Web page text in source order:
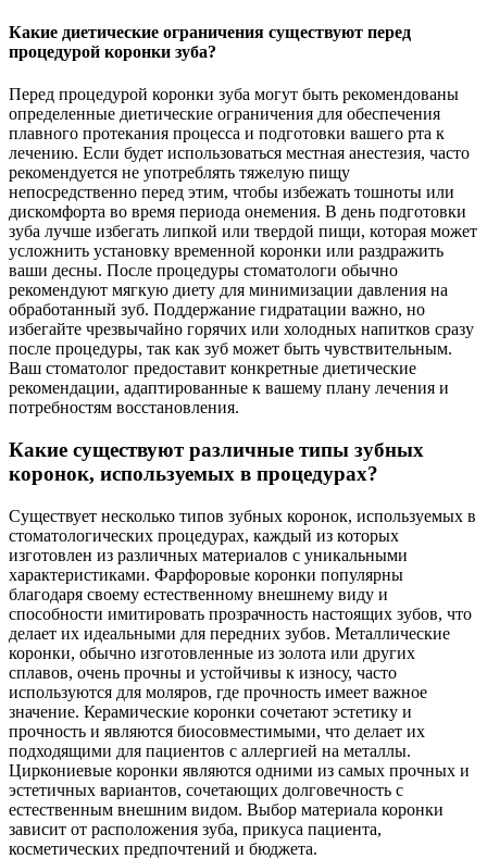
Какие диетические ограничения существуют перед
процедурой коронки зуба?
Перед процедурой коронки зуба могут быть рекомендованы
определенные диетические ограничения для обеспечения
плавного протекания процесса и подготовки вашего рта к
лечению. Если будет использоваться местная анестезия, часто
рекомендуется не употреблять тяжелую пищу
непосредственно перед этим, чтобы избежать тошноты или
дискомфорта во время периода онемения. В день подготовки
зуба лучше избегать липкой или твердой пищи, которая может
усложнить установку временной коронки или раздражить
ваши десны. После процедуры стоматологи обычно
рекомендуют мягкую диету для минимизации давления на
обработанный зуб. Поддержание гидратации важно, но
избегайте чрезвычайно горячих или холодных напитков сразу
после процедуры, так как зуб может быть чувствительным.
Ваш стоматолог предоставит конкретные диетические
рекомендации, адаптированные к вашему плану лечения и
потребностям восстановления.
Какие существуют различные типы зубных
коронок, используемых в процедурах?
Существует несколько типов зубных коронок, используемых в
стоматологических процедурах, каждый из которых
изготовлен из различных материалов с уникальными
характеристиками. Фарфоровые коронки популярны
благодаря своему естественному внешнему виду и
способности имитировать прозрачность настоящих зубов, что
делает их идеальными для передних зубов. Металлические
коронки, обычно изготовленные из золота или других
сплавов, очень прочны и устойчивы к износу, часто
используются для моляров, где прочность имеет важное
значение. Керамические коронки сочетают эстетику и
прочность и являются биосовместимыми, что делает их
подходящими для пациентов с аллергией на металлы.
Циркониевые коронки являются одними из самых прочных и
эстетичных вариантов, сочетающих долговечность с
естественным внешним видом. Выбор материала коронки
зависит от расположения зуба, прикуса пациента,
косметических предпочтений и бюджета.